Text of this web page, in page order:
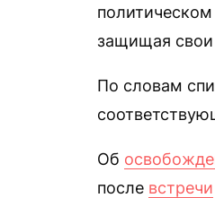
защищая свои
По словам
Об
после встречи